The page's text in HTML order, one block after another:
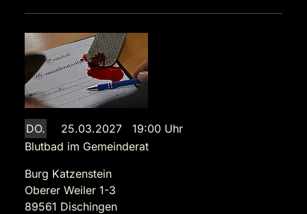
DO.
25.03.2027 19:00 Uhr
Blutbad im Gemeinderat
Burg Katzenstein
Oberer Weiler 1-3
89561 Dischingen